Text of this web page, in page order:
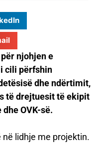
njohjen e
cili përfshin
dhe ndërtimit,
të drejtuesit të ekipit
OVK-së.
në lidhje me projektin.